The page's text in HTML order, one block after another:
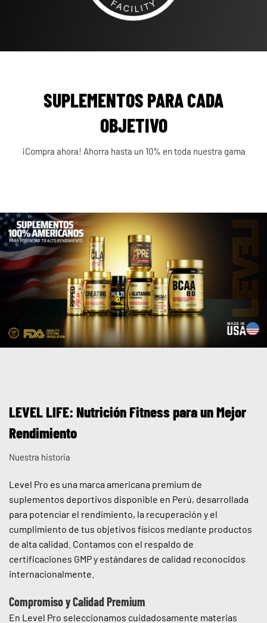
SUPLEMENTOS PARA CADA
OBJETIVO
¡Compra ahora! Ahorra hasta un 10% en toda nuestra gama
LEVEL LIFE: Nutrición Fitness para un Mejor
Rendimiento
Nuestra historia
Level Pro es una marca americana premium de
suplementos deportivos disponible en Perú, desarrollada
para potenciar el rendimiento, la recuperación y el
cumplimiento de tus objetivos físicos mediante productos
de alta calidad. Contamos con el respaldo de
certificaciones GMP y estándares de calidad reconocidos
internacionalmente.
Compromiso y Calidad Premium
En Level Pro seleccionamos cuidadosamente materias